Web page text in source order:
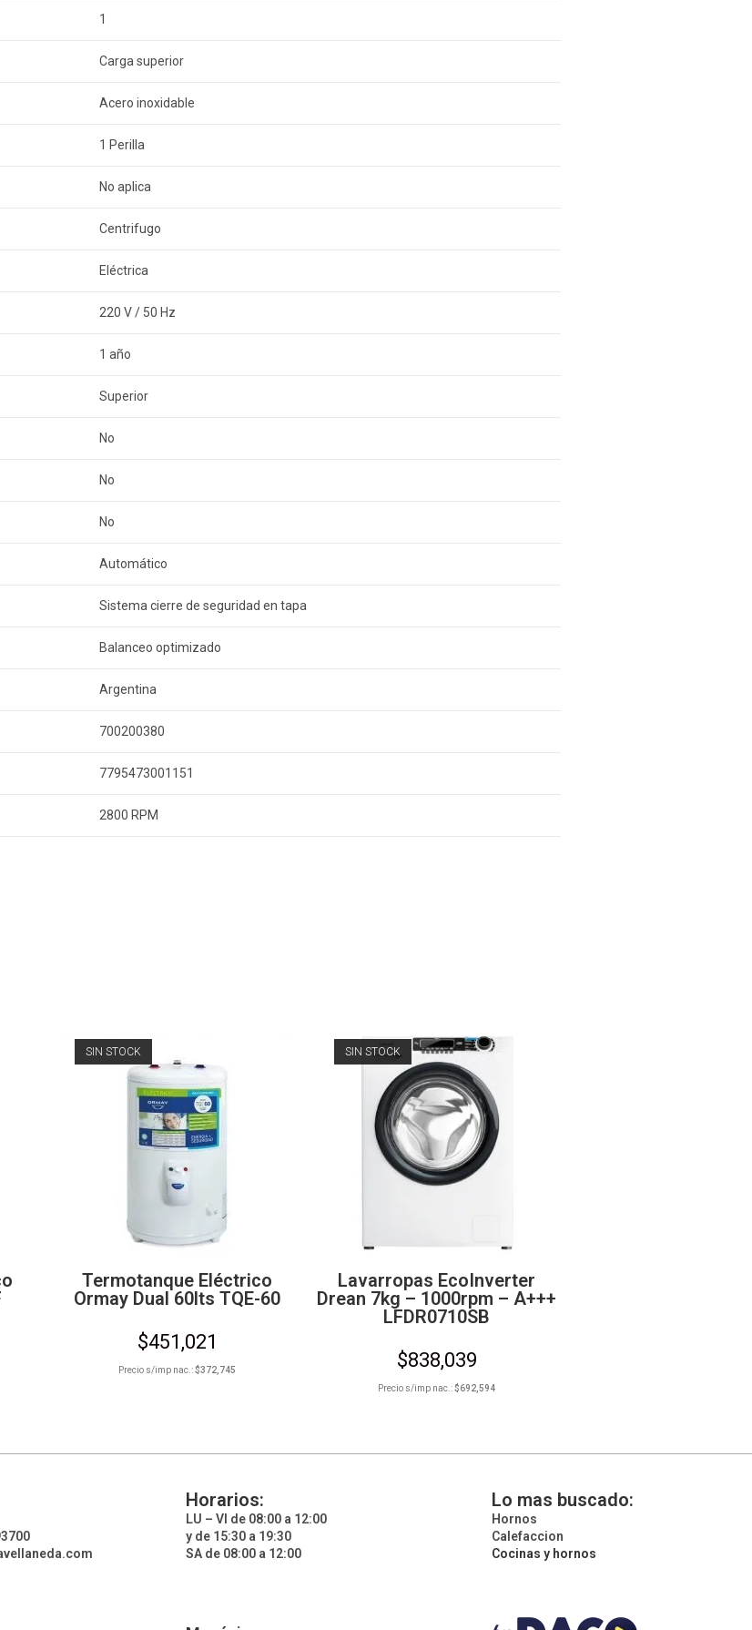
1
Carga superior
Acero inoxidable
1 Perilla
No aplica
Centrifugo
Eléctrica
220 V / 50 Hz
1 año
Superior
No
No
No
Automático
Sistema cierre de seguridad en tapa
Balanceo optimizado
Argentina
700200380
7795473001151
2800 RPM
SIN STOCK
Termotanque Eléctrico
Ormay Dual 60lts TQE-60
$451,021
Precio s/imp nac.:$372,745
SIN STOCK
Lavarropas EcoInverter
Drean 7kg – 1000rpm – A+++
LFDR0710SB
$838,039
Precio s/imp nac.:$692,594
Horarios:
LU – VI de 08:00 a 12:00
y de 15:30 a 19:30
SA de 08:00 a 12:00
Lo mas buscado:
Hornos
Calefaccion
Cocinas y hornos